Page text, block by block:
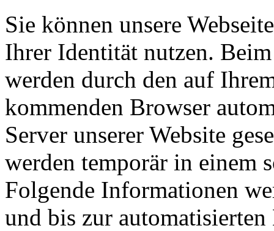
Sie können unsere
Ihrer Identität nutzen.
werden durch den auf
kommenden Browser
Server unserer Website
werden temporär in einem
Folgende Informationen
und bis zur